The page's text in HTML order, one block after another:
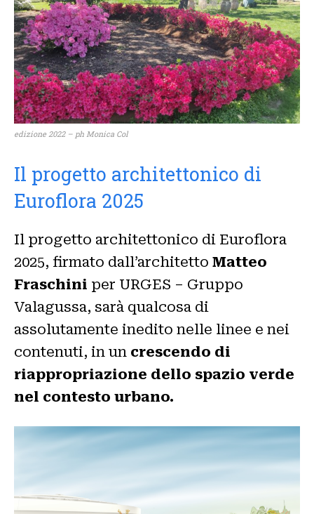
edizione 2022 – ph Monica Col
Il progetto architettonico di
Euroflora 2025
Il progetto architettonico di Euroflora
2025, firmato dall’architetto Matteo
Fraschini per URGES – Gruppo
Valagussa, sarà qualcosa di
assolutamente inedito nelle linee e nei
contenuti, in un crescendo di
riappropriazione dello spazio verde
nel contesto urbano.